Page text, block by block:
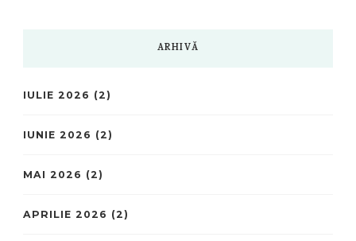
ARHIVĂ
IULIE 2026 (2)
IUNIE 2026 (2)
MAI 2026 (2)
APRILIE 2026 (2)